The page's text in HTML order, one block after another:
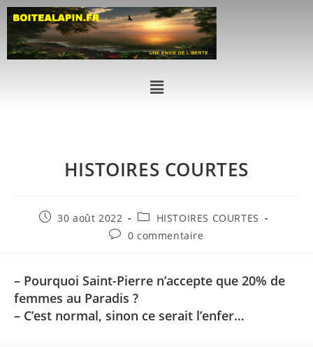
HISTOIRES COURTES
30 août 2022
HISTOIRES COURTES
0 commentaire
– Pourquoi Saint-Pierre n’accepte que 20% de
femmes au Paradis ?
– C’est normal, sinon ce serait l’enfer…